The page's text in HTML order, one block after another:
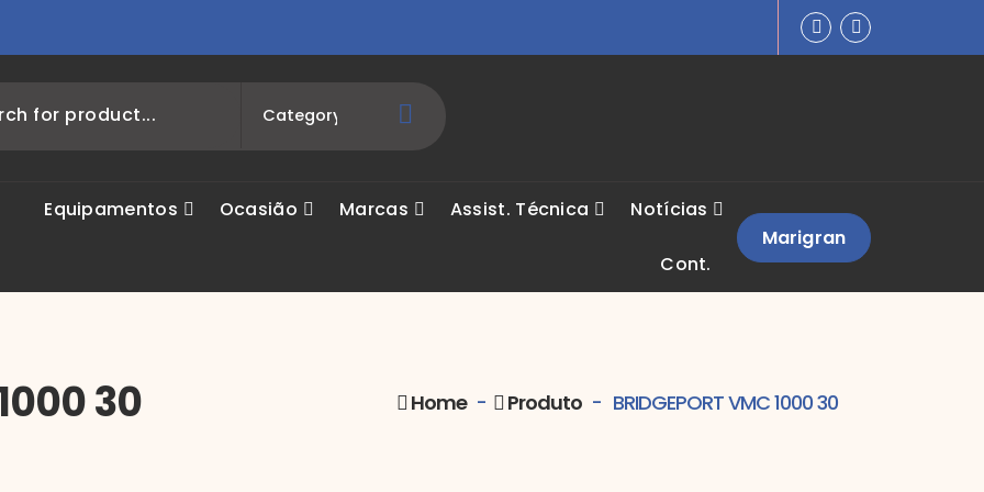
Equipamentos Ocasião Marcas Assist. Técnica Notícias
Cont.
Marigran
30 Home- Produto - BRIDGEPORT VMC 1000 30